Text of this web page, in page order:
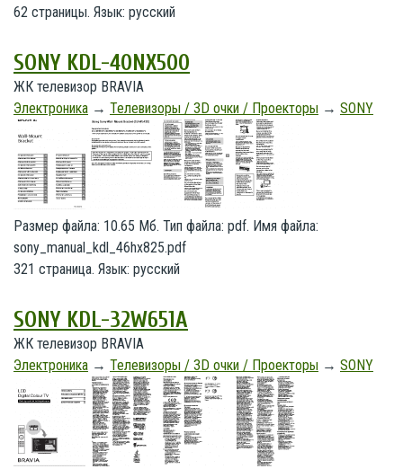
62 страницы. Язык: русский
SONY KDL-40NX500
ЖК телевизор BRAVIA
Электроника → Телевизоры / 3D очки / Проекторы → SONY
Размер файла: 10.65 Мб. Тип файла: pdf. Имя файла:
sony_manual_kdl_46hx825.pdf
321 страница. Язык: русский
SONY KDL-32W651A
ЖК телевизор BRAVIA
Электроника → Телевизоры / 3D очки / Проекторы → SONY